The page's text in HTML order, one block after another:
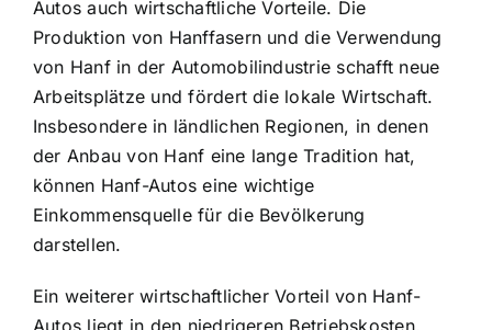
Autos auch wirtschaftliche Vorteile. Die
Produktion von Hanffasern und die Verwendung
von Hanf in der Automobilindustrie schafft neue
Arbeitsplätze und fördert die lokale Wirtschaft.
Insbesondere in ländlichen Regionen, in denen
der Anbau von Hanf eine lange Tradition hat,
können Hanf-Autos eine wichtige
Einkommensquelle für die Bevölkerung
darstellen.
Ein weiterer wirtschaftlicher Vorteil von Hanf-
Autos liegt in den niedrigeren Betriebskosten.